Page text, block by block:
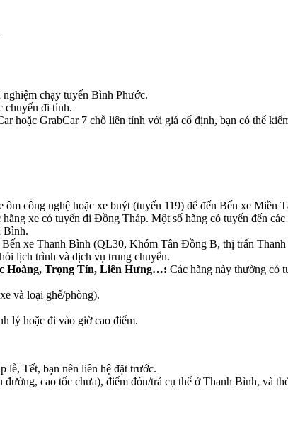
chạy tuyến Bình Phước.
chuyến đi tỉnh.
hoặc GrabCar 7 chỗ liên tỉnh với giá cố định, bạn có thể
ôm công nghệ hoặc xe buýt (tuyến 119) để đến Bến xe Miền
xe có tuyến đi Đồng Tháp. Một số hãng có tuyến đến
Bình.
xe Thanh Bình (QL30, Khóm Tân Đồng B, thị trấn
lịch trình và dịch vụ trung chuyển.
Hoàng, Trọng Tín, Liên Hưng…: Các hãng này thường có
và loại ghế/phòng).
lý hoặc đi vào giờ cao điểm.
lễ, Tết, bạn nên liên hệ đặt trước.
cao tốc chưa), điểm đón/trả cụ thể ở Thanh Bình, và